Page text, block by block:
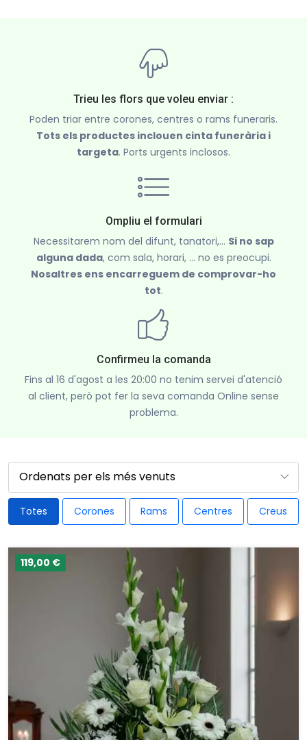
Trieu les flors que voleu enviar :
Poden triar entre corones, centres o rams funeraris.
Tots els productes inclouen cinta funerària i
targeta. Ports urgents inclosos.
Ompliu el formulari
Necessitarem nom del difunt, tanatori,... Si no sap
alguna dada, com sala, horari, ... no es preocupi.
Nosaltres ens encarreguem de comprovar-ho
tot.
Confirmeu la comanda
Fins al 16 d'agost a les 20:00 no tenim servei d'atenció
al client, però pot fer la seva comanda Online sense
problema.
Totes Corones Rams Centres Creus
119,00 €